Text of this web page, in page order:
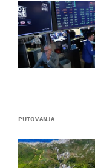
PUTOVANJA